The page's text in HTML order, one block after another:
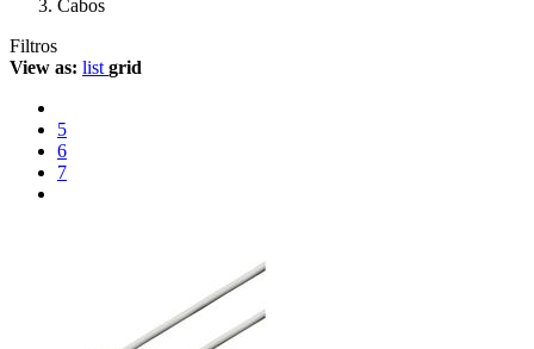
Cabos
Filtros
View as: list grid
5
6
7